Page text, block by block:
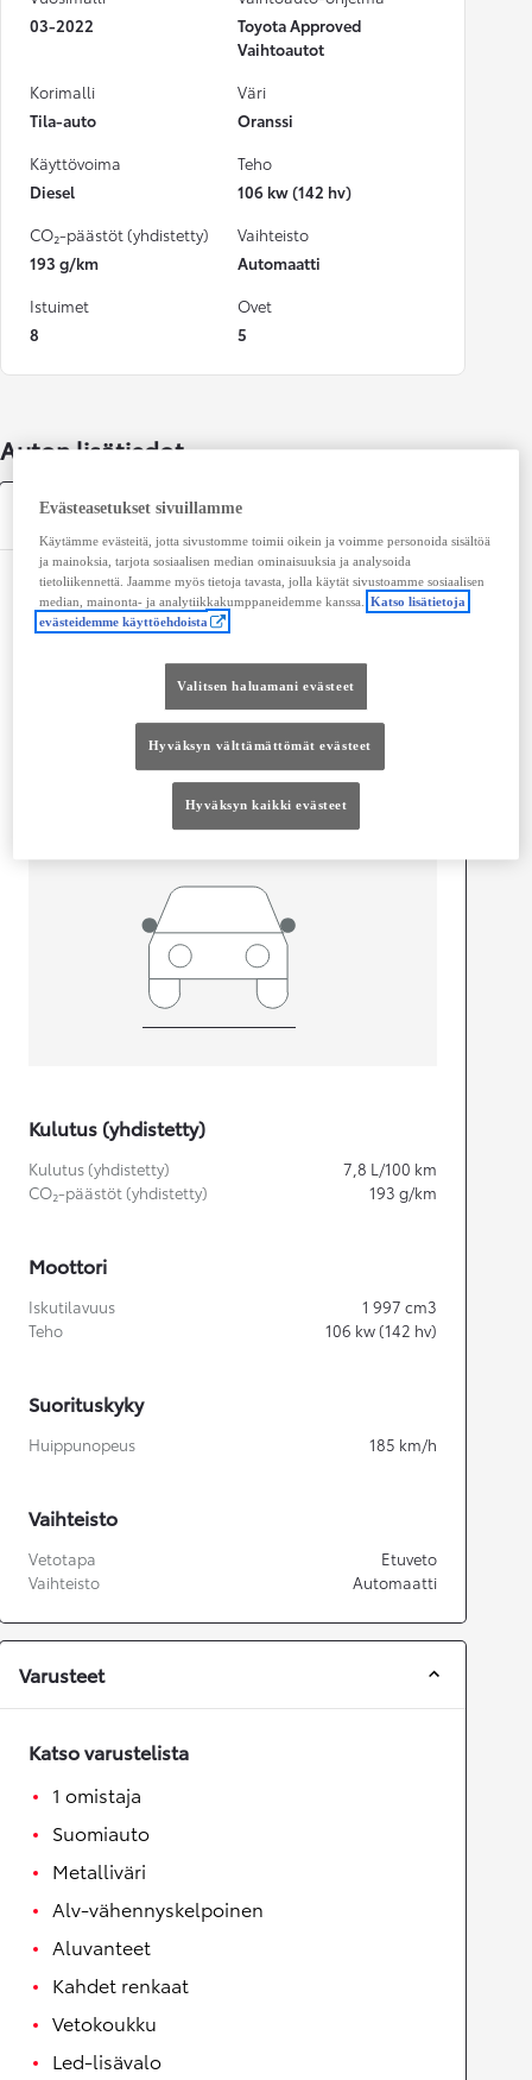
03-2022
Toyota Approved
Vaihtoautot
Korimalli
Tila-auto
Väri
Oranssi
Käyttövoima
Diesel
Teho
106 kw (142 hv)
CO₂-päästöt (yhdistetty)
193 g/km
Vaihteisto
Automaatti
Istuimet
8
Ovet
5
Auton lisätiedot
Tekniset tiedot
Mitat ja tilavuus
Ovet
Kulutus (yhdistetty)
Kulutus (yhdistetty) 7,8 L/100 km
CO₂-päästöt (yhdistetty)
193 g/km
Moottori
Iskutilavuus 1 997 cm3
Teho
106 kw (142 hv)
Suorituskyky
Huippunopeus 185 km/h
Vaihteisto
Vetotapa
Etuveto
Vaihteisto
Automaatti
Varusteet
Katso varustelista
1 omistaja
Suomiauto
Metalliväri
Alv-vähennyskelpoinen
Aluvanteet
Kahdet renkaat
Vetokoukku
Led-lisävalo
Evästeasetukset sivuillamme
Käytämme evästeitä, jotta sivustomme toimii oikein ja voimme personoida sisältöä
ja mainoksia, tarjota sosiaalisen median ominaisuuksia ja analysoida
tietoliikennettä. Jaamme myös tietoja tavasta, jolla käytät sivustoamme sosiaalisen
median, mainonta- ja analytiikkakumppaneidemme kanssa.
Katso lisätietoja
evästeidemme käyttöehdoista
Valitsen haluamani evästeet
Hyväksyn välttämättömät evästeet
Hyväksyn kaikki evästeet